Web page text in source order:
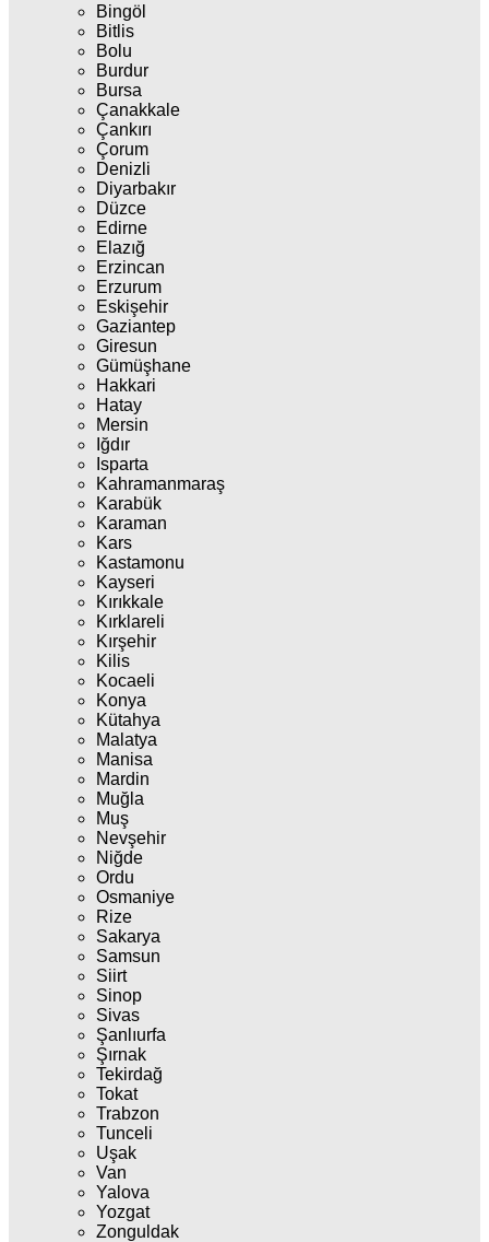
Bingöl
Bitlis
Bolu
Burdur
Bursa
Çanakkale
Çankırı
Çorum
Denizli
Diyarbakır
Düzce
Edirne
Elazığ
Erzincan
Erzurum
Eskişehir
Gaziantep
Giresun
Gümüşhane
Hakkari
Hatay
Mersin
Iğdır
Isparta
Kahramanmaraş
Karabük
Karaman
Kars
Kastamonu
Kayseri
Kırıkkale
Kırklareli
Kırşehir
Kilis
Kocaeli
Konya
Kütahya
Malatya
Manisa
Mardin
Muğla
Muş
Nevşehir
Niğde
Ordu
Osmaniye
Rize
Sakarya
Samsun
Siirt
Sinop
Sivas
Şanlıurfa
Şırnak
Tekirdağ
Tokat
Trabzon
Tunceli
Uşak
Van
Yalova
Yozgat
Zonguldak